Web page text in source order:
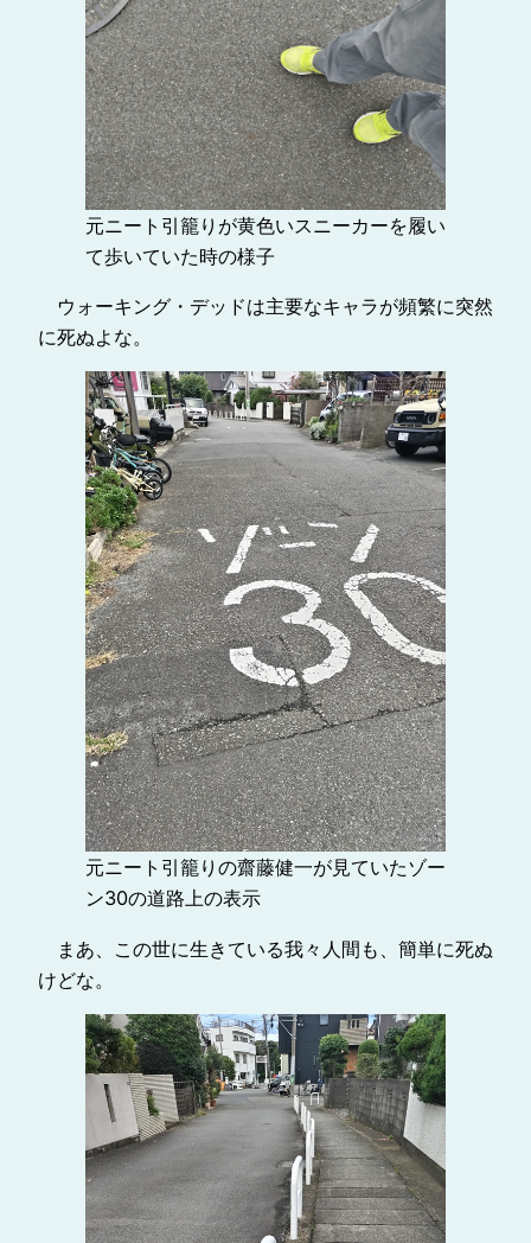
元ニート引籠りが黄色いスニーカーを履い
て歩いていた時の様子
ウォーキング・デッドは主要なキャラが頻繁に突然
に死ぬよな。
元ニート引籠りの齋藤健一が見ていたゾー
ン30の道路上の表示
まあ、この世に生きている我々人間も、簡単に死ぬ
けどな。